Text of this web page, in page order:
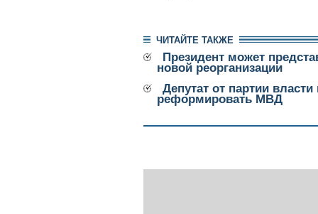
ЧИТАЙТЕ ТАКЖЕ
Президент может
новой реорганизации
Депутат от партии
реформировать МВД